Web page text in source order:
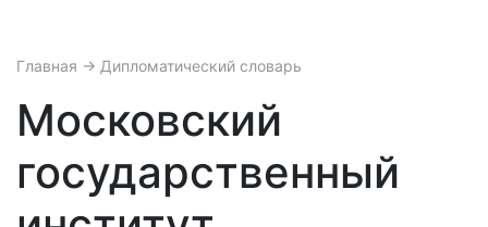
Главная → Дипломатический словарь
Московский
государственный